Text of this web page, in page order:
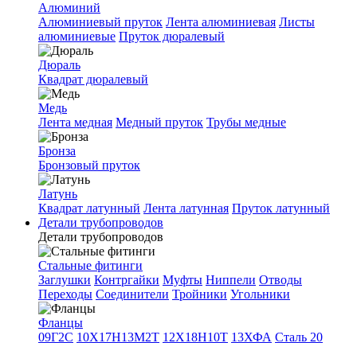
Алюминий
Алюминиевый пруток Лента алюминиевая Листы
алюминиевые Пруток дюралевый
Дюраль
Квадрат дюралевый
Медь
Лента медная Медный пруток Трубы медные
Бронза
Бронзовый пруток
Латунь
Квадрат латунный Лента латунная Пруток латунный
Детали трубопроводов
Детали трубопроводов
Стальные фитинги
Заглушки Контргайки Муфты Ниппели Отводы
Переходы Соединители Тройники Угольники
Фланцы
09Г2С 10Х17Н13М2Т 12Х18Н10Т 13ХФА Сталь 20